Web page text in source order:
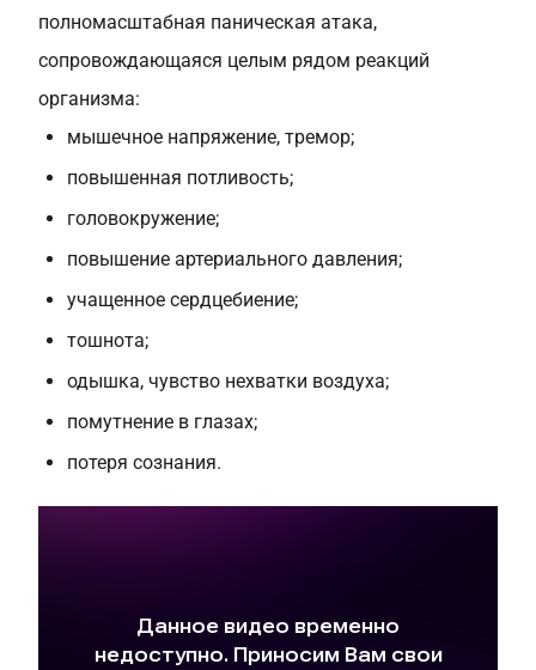
полномасштабная паническая атака,
сопровождающаяся целым рядом реакций
организма:
мышечное напряжение, тремор;
повышенная потливость;
головокружение;
повышение артериального давления;
учащенное сердцебиение;
тошнота;
одышка, чувство нехватки воздуха;
помутнение в глазах;
потеря сознания.